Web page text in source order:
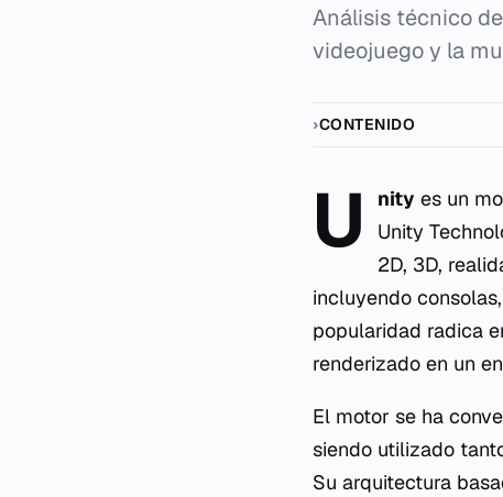
Análisis técnico
videojuego y la
CONTENIDO
U nity es un
Unity
2D, 3D,
incluyendo
popularidad radica
renderizado en un
El motor se ha
siendo utilizado
Su arquitectura